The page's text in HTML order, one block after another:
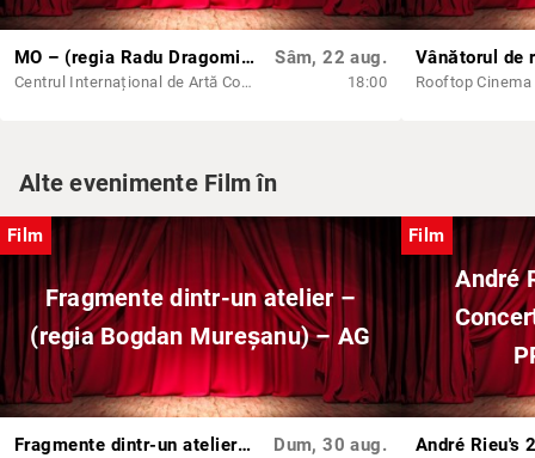
MO – (regia Radu Dragomir) – N 15
Centrul Internațional de Artă Contemporană - Baia Turcească Iași
Sâm, 22 aug.
18:00 Rooftop Cinema
Alte evenimente Film în
Film
Fragmente dintr-un atelier –
(regia Bogdan Mureșanu) – AG
Fragmente dintr-un atelier – (regia Bogdan Mureșanu) – AG Dum, 30 aug.
Film
André